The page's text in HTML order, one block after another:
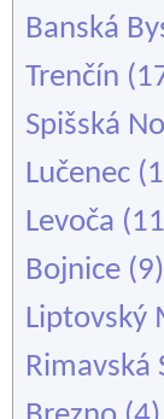
Banská
Trenčín
Spišská
Lučenec
Levoča
Bojnice (9)
Liptovský
Rimavská